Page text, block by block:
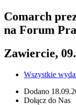
Comarch
na Forum
Zawiercie,
Wszystkie
Dodano
Dołącz do Nas